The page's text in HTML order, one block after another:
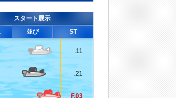
スタート展示
並び ST
.11
.21
F.03